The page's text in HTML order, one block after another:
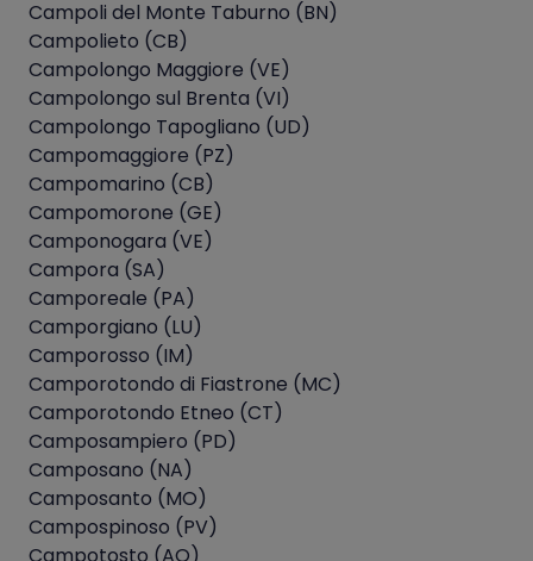
Campoli del Monte Taburno (BN)
Campolieto (CB)
Campolongo Maggiore (VE)
Campolongo sul Brenta (VI)
Campolongo Tapogliano (UD)
Campomaggiore (PZ)
Campomarino (CB)
Campomorone (GE)
Camponogara (VE)
Campora (SA)
Camporeale (PA)
Camporgiano (LU)
Camporosso (IM)
Camporotondo di Fiastrone (MC)
Camporotondo Etneo (CT)
Camposampiero (PD)
Camposano (NA)
Camposanto (MO)
Campospinoso (PV)